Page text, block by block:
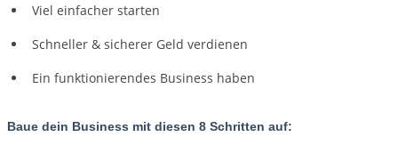
Viel einfacher starten
Schneller & sicherer Geld verdienen
Ein funktionierendes Business haben
Baue dein Business mit diesen 8 Schritten auf: